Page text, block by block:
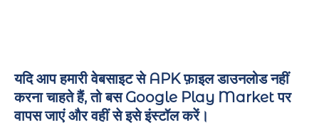
यदि आप हमारी वेबसाइट से APK फ़ाइल डाउनलोड नहीं
करना चाहते हैं, तो बस Google Play Market पर
वापस जाएं और वहीं से इसे इंस्टॉल करें।